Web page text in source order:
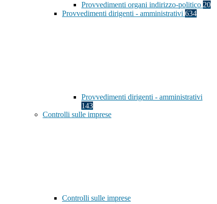
Provvedimenti organi indirizzo-politico 20
Provvedimenti dirigenti - amministrativi 634
Provvedimenti dirigenti - amministrativi
143
Controlli sulle imprese
Controlli sulle imprese